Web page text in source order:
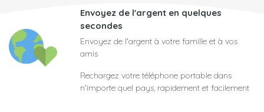
Envoyez de l'argent en quelques
secondes
Envoyez de l'argent à votre famille et à vos
amis
Rechargez votre téléphone portable dans
n'importe quel pays, rapidement et facilement